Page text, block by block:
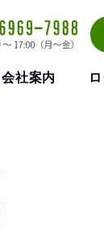
会社案内